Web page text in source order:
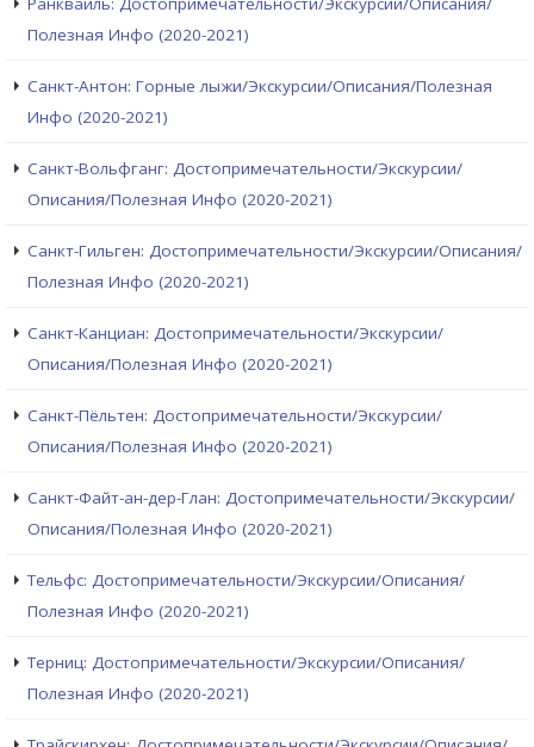
Полезная Инфо (2020-2021)
Санкт-Антон: Горные лыжи/Экскурсии/Описания/Полезная
Инфо (2020-2021)
Санкт-Вольфганг: Достопримечательности/Экскурсии/
Описания/Полезная Инфо (2020-2021)
Санкт-Гильген: Достопримечательности/Экскурсии/Описания/
Полезная Инфо (2020-2021)
Санкт-Канциан: Достопримечательности/Экскурсии/
Описания/Полезная Инфо (2020-2021)
Санкт-Пёльтен: Достопримечательности/Экскурсии/
Описания/Полезная Инфо (2020-2021)
Санкт-Файт-ан-дер-Глан: Достопримечательности/Экскурсии/
Описания/Полезная Инфо (2020-2021)
Тельфс: Достопримечательности/Экскурсии/Описания/
Полезная Инфо (2020-2021)
Терниц: Достопримечательности/Экскурсии/Описания/
Полезная Инфо (2020-2021)